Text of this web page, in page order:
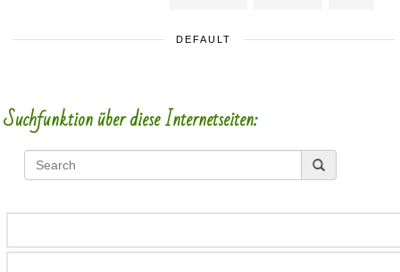
DEFAULT
Suchfunktion über diese Internetseiten: